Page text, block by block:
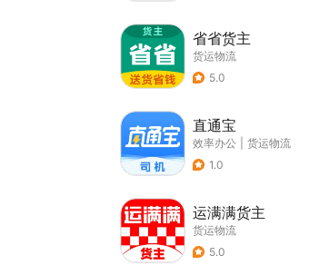
省省货主
货运物流
5.0
直通宝
效率办公
货运物流
1.0
运满满货主
货运物流
5.0